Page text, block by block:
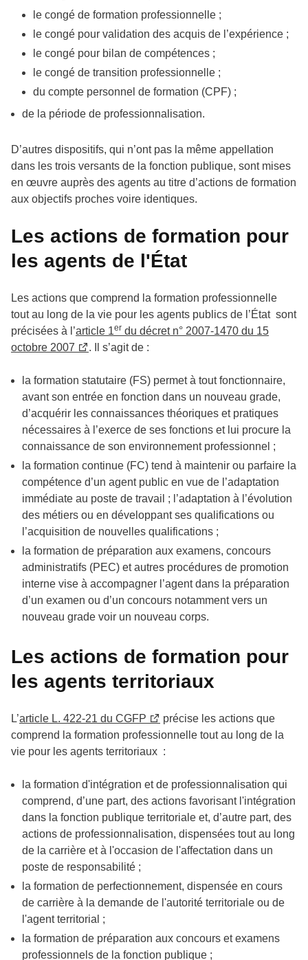
le congé de formation professionnelle ;
le congé pour validation des acquis de l’expérience ;
le congé pour bilan de compétences ;
le congé de transition professionnelle ;
du compte personnel de formation (CPF) ;
de la période de professionnalisation.
D’autres dispositifs, qui n’ont pas la même appellation
dans les trois versants de la fonction publique, sont mises
en œuvre auprès des agents au titre d’actions de formation
aux objectifs proches voire identiques.
Les actions de formation pour
les agents de l'État
Les actions que comprend la formation professionnelle
tout au long de la vie pour les agents publics de l’État sont
précisées à l’article 1er du décret n° 2007-1470 du 15
octobre 2007
. Il s’agit de :
la formation statutaire (FS) permet à tout fonctionnaire,
avant son entrée en fonction dans un nouveau grade,
d’acquérir les connaissances théoriques et pratiques
nécessaires à l’exerce de ses fonctions et lui procure la
connaissance de son environnement professionnel ;
la formation continue (FC) tend à maintenir ou parfaire la
compétence d’un agent public en vue de l’adaptation
immédiate au poste de travail ; l’adaptation à l’évolution
des métiers ou en développant ses qualifications ou
l’acquisition de nouvelles qualifications ;
la formation de préparation aux examens, concours
administratifs (PEC) et autres procédures de promotion
interne vise à accompagner l’agent dans la préparation
d’un examen ou d’un concours notamment vers un
nouveau grade voir un nouveau corps.
Les actions de formation pour
les agents territoriaux
L’article L. 422-21 du CGFP
précise les actions que
comprend la formation professionnelle tout au long de la
vie pour les agents territoriaux :
la formation d'intégration et de professionnalisation qui
comprend, d’une part, des actions favorisant l'intégration
dans la fonction publique territoriale et, d’autre part, des
actions de professionnalisation, dispensées tout au long
de la carrière et à l'occasion de l'affectation dans un
poste de responsabilité ;
la formation de perfectionnement, dispensée en cours
de carrière à la demande de l'autorité territoriale ou de
l'agent territorial ;
la formation de préparation aux concours et examens
professionnels de la fonction publique ;